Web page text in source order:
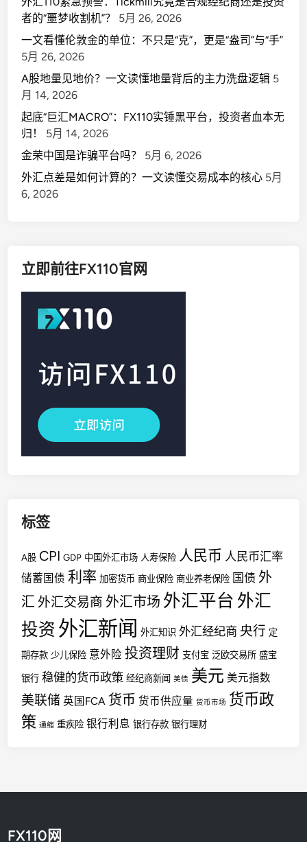
者的“噩梦收割机”？
5月 26, 2026
一文看懂伦敦金的单位：不只是“克”，更是“盎司”与“手”
5月 26, 2026
A股地量见地价？一文读懂地量背后的主力洗盘逻辑 5
月 14, 2026
起底“巨汇MACRO”：FX110实锤黑平台，投资者血本无
归！
5月 14, 2026
金荣中国是诈骗平台吗？
5月 6, 2026
外汇点差是如何计算的？一文读懂交易成本的核心 5月
6, 2026
立即前往FX110官网
标签
A股 CPI GDP 中国外汇市场 人寿保险 人民币 人民币汇率
储蓄国债 利率 加密货币 商业保险 商业养老保险 国债 外
汇 外汇交易商 外汇市场 外汇平台 外汇
投资 外汇新闻 外汇知识 外汇经纪商 央行 定
期存款 少儿保险 意外险 投资理财 支付宝 泛欧交易所 盛宝
银行 稳健的货币政策 经纪商新闻 美债 美元 美元指数
美联储 英国FCA 货币 货币供应量 货币市场 货币政
策 通缩 重疾险 银行利息 银行存款 银行理财
FX110网